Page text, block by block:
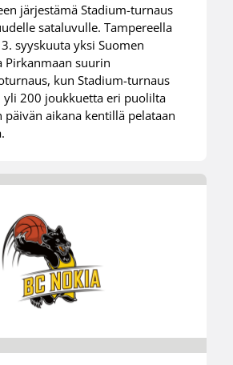
järjestämä Stadium-turnaus
sataluvulle. Tampereella
syyskuuta yksi Suomen
Pirkanmaan suurin
kun Stadium-turnaus
yli 200 joukkuetta eri puolilta
päivän aikana kentillä pelataan